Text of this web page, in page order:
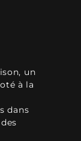
un
à la
dans